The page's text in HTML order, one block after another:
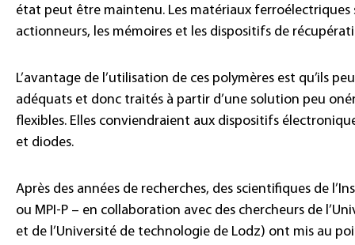
état peut être maintenu. Les matériaux ferroélectriques
actionneurs, les mémoires et les dispositifs de
L’avantage de l’utilisation de ces polymères est qu’ils
adéquats et donc traités à partir d’une solution peu
flexibles. Elles conviendraient aux dispositifs
et diodes.
Après des années de recherches, des scientifiques de
ou MPI-P – en collaboration avec des chercheurs de
et de l’Université de technologie de Lodz) ont mis au